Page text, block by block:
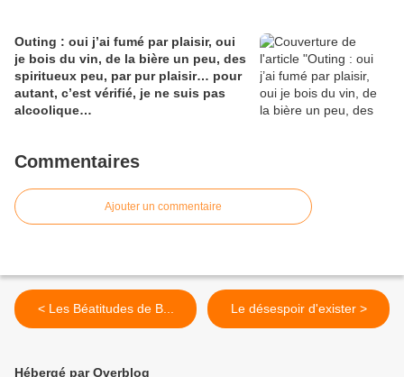
Outing : oui j’ai fumé par plaisir, oui
je bois du vin, de la bière un peu, des
spiritueux peu, par pur plaisir… pour
autant, c’est vérifié, je ne suis pas
alcoolique…
Commentaires
Ajouter un commentaire
< Les Béatitudes de B... Le désespoir d'exister >
Hébergé par Overblog